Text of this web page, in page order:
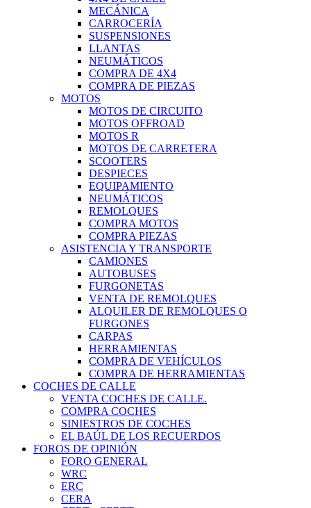
MECÁNICA
CARROCERÍA
SUSPENSIONES
LLANTAS
NEUMÁTICOS
COMPRA DE 4X4
COMPRA DE PIEZAS
MOTOS
MOTOS DE CIRCUITO
MOTOS OFFROAD
MOTOS R
MOTOS DE CARRETERA
SCOOTERS
DESPIECES
EQUIPAMIENTO
NEUMÁTICOS
REMOLQUES
COMPRA MOTOS
COMPRA PIEZAS
ASISTENCIA Y TRANSPORTE
CAMIONES
AUTOBUSES
FURGONETAS
VENTA DE REMOLQUES
ALQUILER DE REMOLQUES O
FURGONES
CARPAS
HERRAMIENTAS
COMPRA DE VEHÍCULOS
COMPRA DE HERRAMIENTAS
COCHES DE CALLE
VENTA COCHES DE CALLE.
COMPRA COCHES
SINIESTROS DE COCHES
EL BAÚL DE LOS RECUERDOS
FOROS DE OPINIÓN
FORO GENERAL
WRC
ERC
CERA